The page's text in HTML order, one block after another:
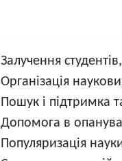
Залучення
Організація
Пошук і підтримка
Допомога в
Популяризація